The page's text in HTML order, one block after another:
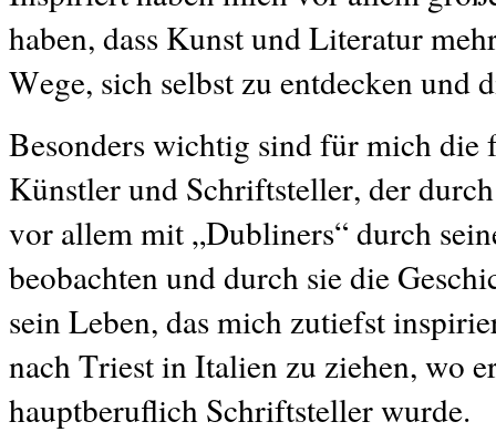
haben, dass Kunst und Literatur
Wege, sich selbst zu entdecken und
Besonders wichtig sind für mich die
Künstler und Schriftsteller, der
vor allem mit „Dubliners“ durch
beobachten und durch sie die
sein Leben, das mich zutiefst
nach Triest in Italien zu ziehen, wo
hauptberuflich Schriftsteller wurde.